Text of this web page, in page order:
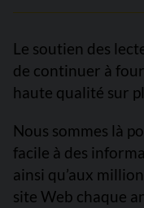
Le soutien des
de continuer à
haute qualité sur
Nous sommes là
facile à des
ainsi qu’aux
site Web chaque